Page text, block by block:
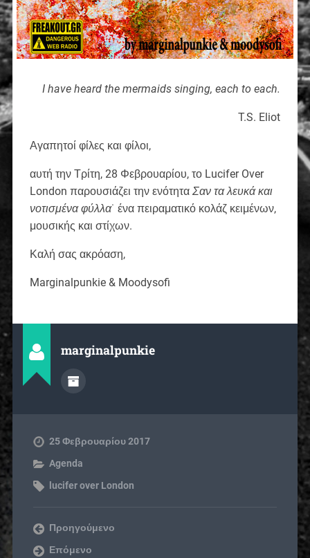
I have heard the mermaids singing, each to each.
T.S. Eliot
Αγαπητοί φίλες και φίλοι,
αυτή την Τρίτη, 28 Φεβρουαρίου, το Lucifer Over
London παρουσιάζει την ενότητα Σαν τα λευκά και
νοτισμένα φύλλα˙ ένα πειραματικό κολάζ κειμένων,
μουσικής και στίχων.
Καλή σας ακρόαση,
Marginalpunkie & Moodysofi
marginalpunkie
25 Φεβρουαρίου 2017
Agenda
lucifer over London
Προηγούμενο
Επόμενο